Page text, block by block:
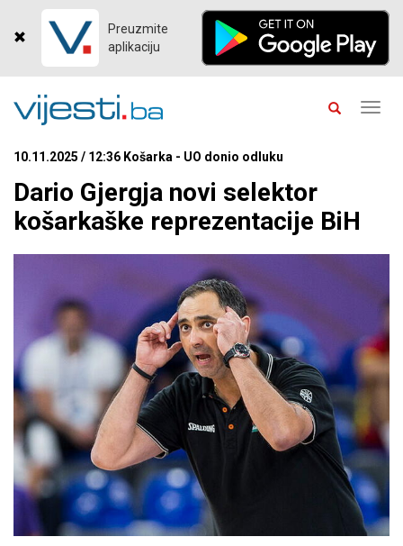
Preuzmite
aplikaciju
10.11.2025 / 12:36 Košarka - UO donio odluku
Dario Gjergja novi selektor
košarkaške reprezentacije BiH